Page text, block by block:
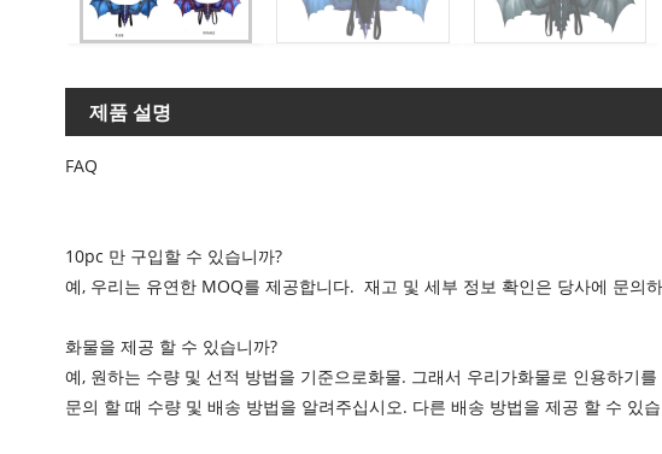
제품 설명
FAQ
10pc 만 구입할 수 있습니까?
예, 우리는 유연한 MOQ를 제공합니다. 재고 및 세부 정보 확인은 당사에 문의
화물을 제공 할 수 있습니까?
예, 원하는 수량 및 선적 방법을 기준으로화물. 그래서 우리가화물로 인용하기를
문의 할 때 수량 및 배송 방법을 알려주십시오. 다른 배송 방법을 제공 할 수 있